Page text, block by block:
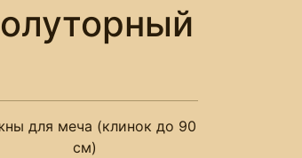
для меча (клинок до 90
см)